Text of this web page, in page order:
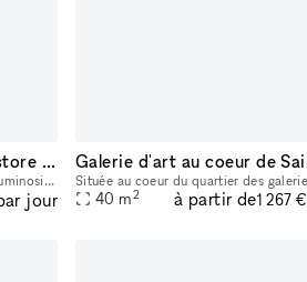
Boutique éphémère - Pop up store Rue Commines
Cette boutique de 25 m² possède une luminosité exceptionnelle. Située dans un quartier bobo, cette rue du 3e arrondissement. Pop-up idéal dans le cadre de marques de mode masculine ou de galeristes e
jour 40 m2 à partir de1 267 €